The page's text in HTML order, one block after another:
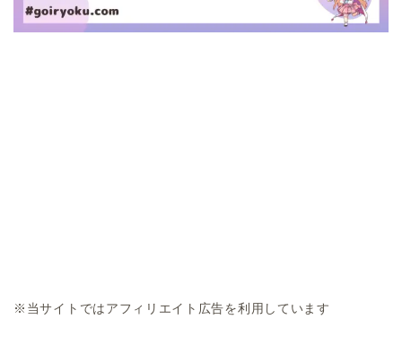
※当サイトではアフィリエイト広告を利用しています